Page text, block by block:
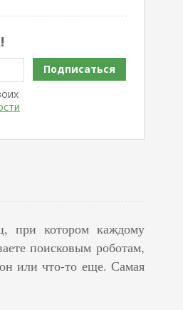
Подписаться
при котором каждому
поисковым роботам,
или что-то еще. Самая